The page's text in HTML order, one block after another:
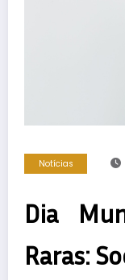
Notícias
Dia
Raras: